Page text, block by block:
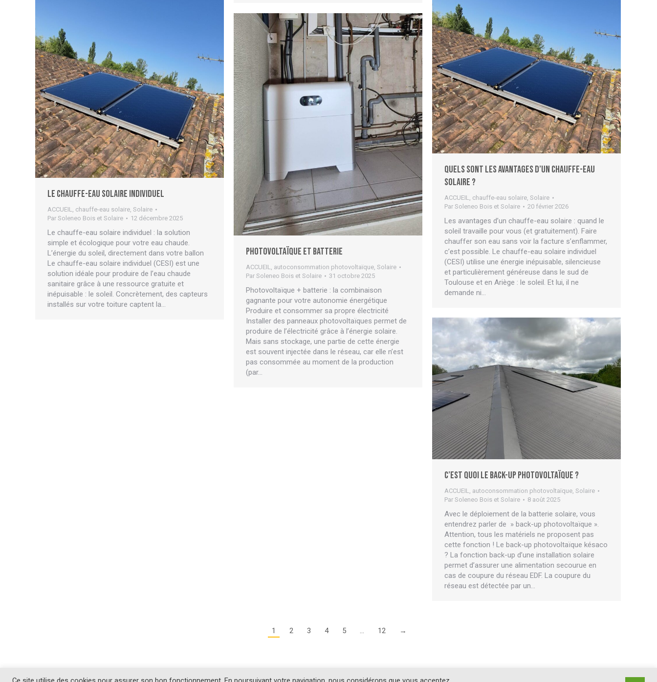
Quels sont les avantages d’un chauffe-eau
solaire ?
ACCUEIL chauffe-eau solaire Solaire
Par Soleneo Bois et Solaire 20 février 2026
Les avantages d’un chauffe-eau solaire : quand le
soleil travaille pour vous (et gratuitement). Faire
chauffer son eau sans voir la facture s’enflammer,
c’est possible. Le chauffe-eau solaire individuel
(CESI) utilise une énergie inépuisable, silencieuse
et particulièrement généreuse dans le sud de
Toulouse et en Ariège : le soleil. Et lui, il ne
demande ni…
Le chauffe-eau solaire individuel
ACCUEIL chauffe-eau solaire Solaire
Par Soleneo Bois et Solaire 12 décembre 2025
Le chauffe-eau solaire individuel : la solution
simple et écologique pour votre eau chaude.
L’énergie du soleil, directement dans votre ballon
Le chauffe-eau solaire individuel (CESI) est une
solution idéale pour produire de l’eau chaude
sanitaire grâce à une ressource gratuite et
inépuisable : le soleil. Concrètement, des capteurs
installés sur votre toiture captent la…
Photovoltaïque et batterie
ACCUEIL, autoconsommation photovoltaïque, Solaire
Par Soleneo Bois et Solaire 31 octobre 2025
Photovoltaïque + batterie : la combinaison
gagnante pour votre autonomie énergétique
Produire et consommer sa propre électricité
Installer des panneaux photovoltaïques permet de
produire de l’électricité grâce à l’énergie solaire.
Mais sans stockage, une partie de cette énergie
est souvent injectée dans le réseau, car elle n’est
pas consommée au moment de la production
(par…
C’est quoi le back-up photovoltaïque ?
ACCUEIL autoconsommation photovoltaïque Solaire
Par Soleneo Bois et Solaire 8 août 2025
Avec le déploiement de la batterie solaire, vous
entendrez parler de » back-up photovoltaïque ».
Attention, tous les matériels ne proposent pas
cette fonction ! Le back-up photovoltaïque késaco
? La fonction back-up d’une installation solaire
permet d’assurer une alimentation secourue en
cas de coupure du réseau EDF. La coupure du
réseau est détectée par un…
1 2 3 4 5 … 12 →